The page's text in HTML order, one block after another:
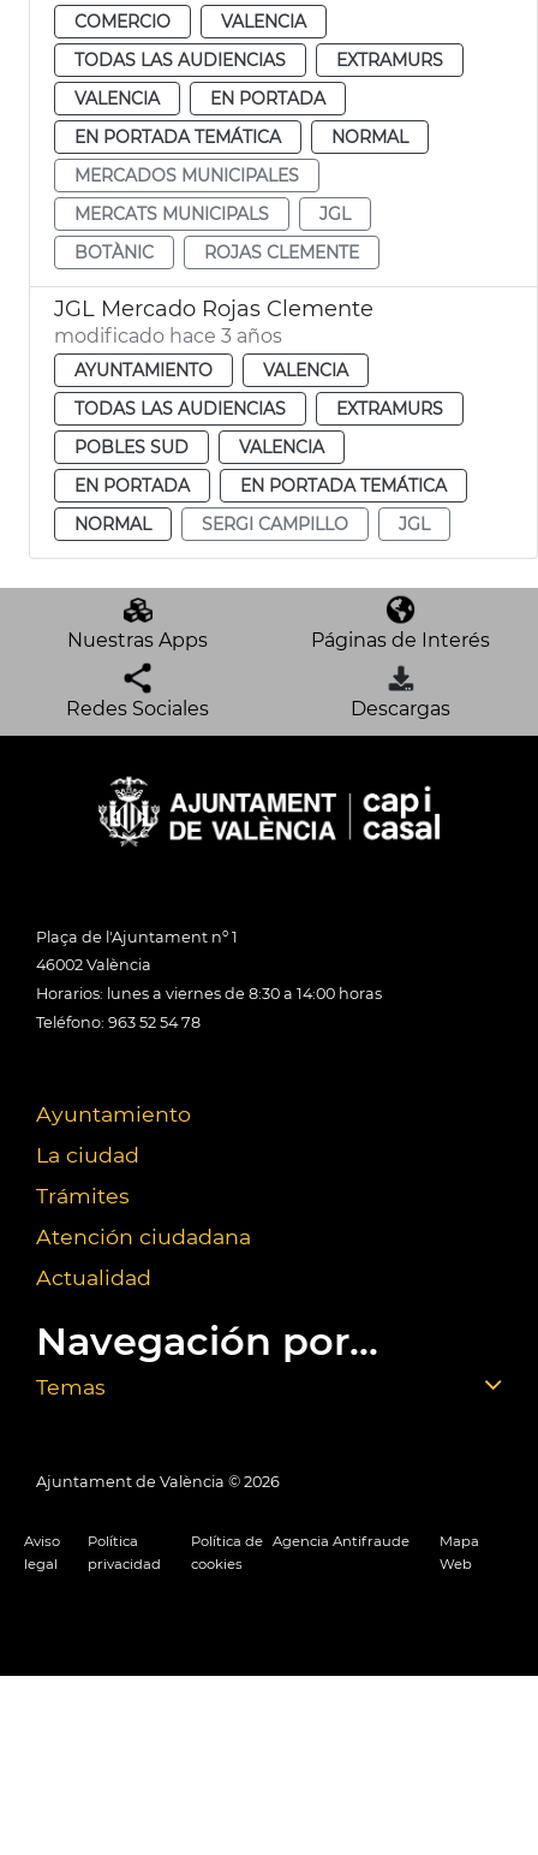
COMERCIO
VALENCIA
TODAS LAS AUDIENCIAS
EXTRAMURS
VALENCIA
EN PORTADA
EN PORTADA TEMÁTICA
NORMAL
MERCADOS MUNICIPALES
MERCATS MUNICIPALS
JGL
BOTÀNIC
ROJAS CLEMENTE
JGL Mercado Rojas Clemente
modificado hace 3 años
AYUNTAMIENTO
VALENCIA
TODAS LAS AUDIENCIAS
EXTRAMURS
POBLES SUD
VALENCIA
EN PORTADA
EN PORTADA TEMÁTICA
NORMAL
SERGI CAMPILLO JGL
Nuestras Apps Páginas de Interés
Redes Sociales Descargas
Plaça de l'Ajuntament nº 1
46002 València
Horarios: lunes a viernes de 8:30 a 14:00 horas
Teléfono: 963 52 54 78
Ayuntamiento
La ciudad
Trámites
Atención ciudadana
Actualidad
Navegación por...
Temas
Ajuntament de València © 2026
Aviso
legal
Política
privacidad
Política de
cookies
Agencia Antifraude
Mapa
Web